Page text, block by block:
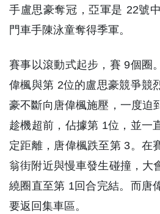
手盧思豪奪冠，亞軍是 22號
門車手陳泳童奪得季軍。
賽事以滾動式起步，賽 9個圈
偉楓與第 2位的盧思豪競爭競
豪不斷向唐偉楓施壓，一度迫
趁機超前，佔據第 1位，並一
定距離，唐偉楓跌至第 3。在
翁街附近與慢車發生碰撞，大
繞圈直至第 1回合完結。而唐
要返回集車區。